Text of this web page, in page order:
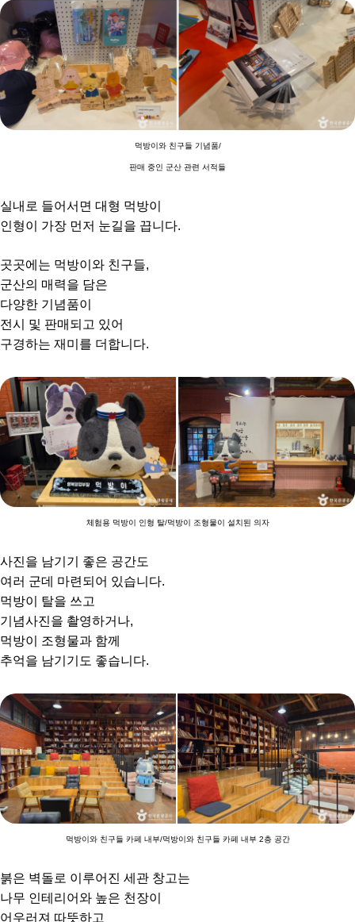
먹방이와 친구들 기념품/
판매 중인 군산 관련 서적들
실내로 들어서면 대형 먹방이
인형이 가장 먼저 눈길을 끕니다.
곳곳에는 먹방이와 친구들,
군산의 매력을 담은
다양한 기념품이
전시 및 판매되고 있어
구경하는 재미를 더합니다.
체험용 먹방이 인형 탈/먹방이 조형물이 설치된 의자
사진을 남기기 좋은 공간도
여러 군데 마련되어 있습니다.
먹방이 탈을 쓰고
기념사진을 촬영하거나,
먹방이 조형물과 함께
추억을 남기기도 좋습니다.
먹방이와 친구들 카페 내부/먹방이와 친구들 카페 내부 2층 공간
붉은 벽돌로 이루어진 세관 창고는
나무 인테리어와 높은 천장이
어우러져 따뜻하고